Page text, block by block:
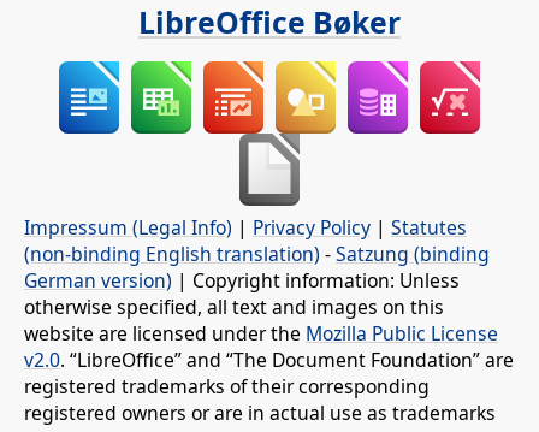
LibreOffice Bøker
Impressum (Legal Info) | Privacy Policy | Statutes
(non-binding English translation) -Satzung (binding
German version) | Copyright information: Unless
otherwise specified, all text and images on this
website are licensed under the Mozilla Public License
v2.0. “LibreOffice” and “The Document Foundation” are
registered trademarks of their corresponding
registered owners or are in actual use as trademarks